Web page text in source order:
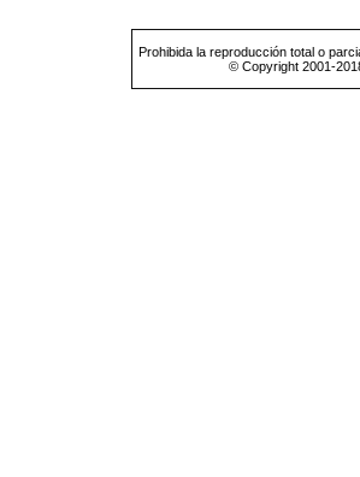
Prohibida la reproducción total o
© Copyright 2001-